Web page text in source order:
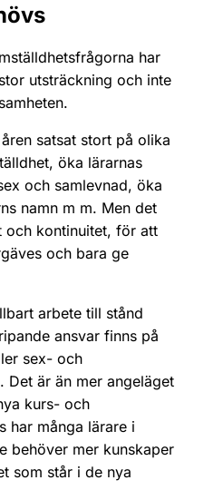
har
utsträckning och inte
satsat stort på olika
öka lärarnas
och samlevnad, öka
namn m m. Men det
och kontinuitet, för att
och bara ge
arbete till stånd
ansvar finns på
sex- och
Det är än mer angeläget
kurs- och
har många lärare i
behöver mer kunskaper
som står i de nya